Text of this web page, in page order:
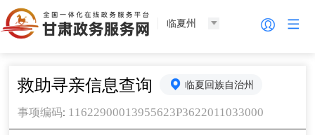
临夏州
救助寻亲信息查询 临夏回族自治州
事项编码: 11622900013955623P3622011033000